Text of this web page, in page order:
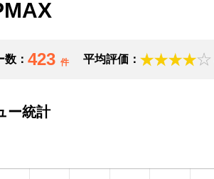
数： 423 件 平均評価：
ー統計